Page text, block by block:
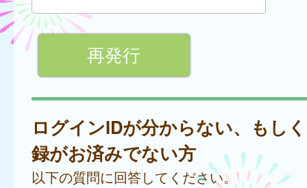
ログインIDが分からない、もし
録がお済みでない方
以下の質問に回答してください。